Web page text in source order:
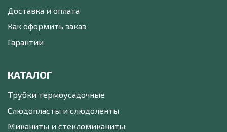
Доставка и оплата
Как оформить заказ
Гарантии
КАТАЛОГ
Трубки термоусадочные
Слюдопласты и слюдоленты
Миканиты и стекломиканиты